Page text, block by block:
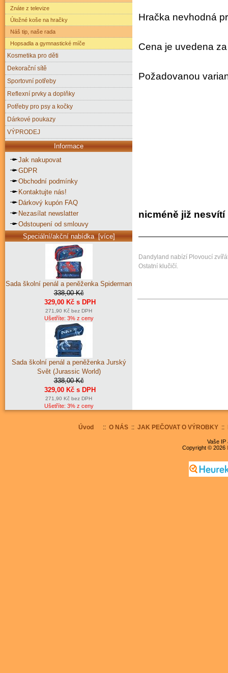
Hračka nevhodná
Cena je uvedena
Požadovanou
nicméně již
Dandyland nabízí Plovoucí
Ostatní klučičí.
Znáte z televize
Úložné koše na hračky
Náš tip, naše rada
Hopsadla a gymnastické míče
Kosmetika pro děti
Dekorační sítě
Sportovní potřeby
Reflexní prvky a doplňky
Potřeby pro psy a kočky
Dárkové poukazy
VÝPRODEJ
Informace
Jak nakupovat
GDPR
Obchodní podmínky
Kontaktujte nás!
Dárkový kupón FAQ
Nezasílat newslatter
Odstoupení od smlouvy
Speciální/akční nabídka [více]
Sada školní penál a peněženka Spiderman
338,00 Kč
329,00 Kč s DPH
271,90 Kč bez DPH
Ušetříte: 3% z ceny
Sada školní penál a peněženka Jurský
Svět (Jurassic World)
338,00 Kč
329,00 Kč s DPH
271,90 Kč bez DPH
Ušetříte: 3% z ceny
Úvod :: O NÁS:: JAK PEČOVAT O VÝROBKY::
Vaše IP
Copyright © 2026